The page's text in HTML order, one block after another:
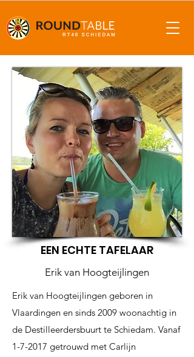
EEN ECHTE TAFELAAR
Erik van Hoogteijlingen
Erik van Hoogteijlingen geboren in
Vlaardingen en sinds 2009 woonachtig in
de Destilleerdersbuurt te Schiedam. Vanaf
1-7-2017 getrouwd met Carlijn